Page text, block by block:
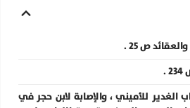
الغدير للأميني ، والإصابة لابن حجر في